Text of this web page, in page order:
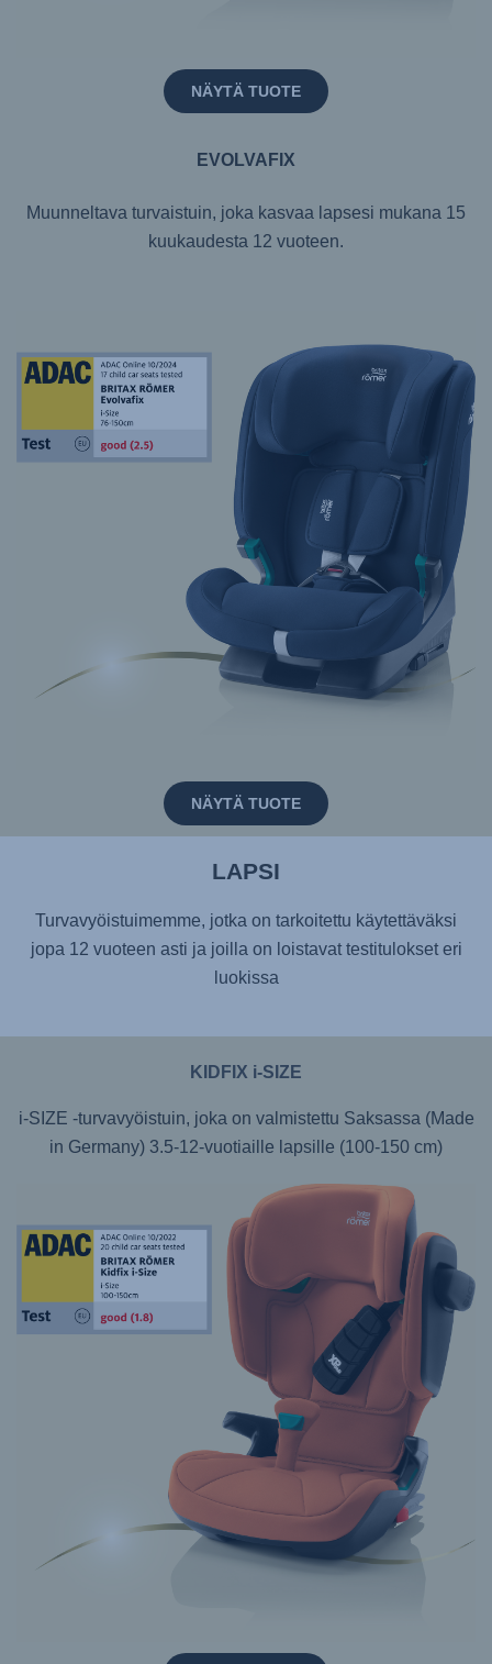
NÄYTÄ TUOTE
EVOLVAFIX
Muunneltava turvaistuin, joka kasvaa lapsesi mukana 15
kuukaudesta 12 vuoteen.
NÄYTÄ TUOTE
LAPSI
Turvavyöistuimemme, jotka on tarkoitettu käytettäväksi
jopa 12 vuoteen asti ja joilla on loistavat testitulokset eri
luokissa
KIDFIX i-SIZE
i-SIZE -turvavyöistuin, joka on valmistettu Saksassa (Made
in Germany) 3.5-12-vuotiaille lapsille (100-150 cm)